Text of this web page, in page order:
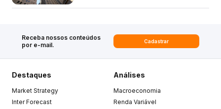
Receba nossos conteúdos
por e-mail.
Cadastrar
Destaques
Market Strategy
Inter Forecast
Análises
Macroeconomia
Renda Variável